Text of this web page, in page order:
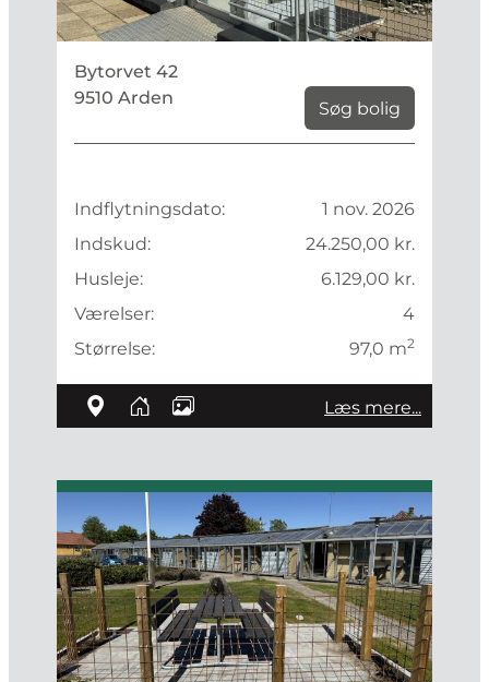
Bytorvet 42
9510 Arden
Søg bolig
Indflytningsdato:
1 nov. 2026
Indskud:
24.250,00 kr.
Husleje:
6.129,00 kr.
Værelser:
4
Størrelse:
97,0 m2
Læs mere...